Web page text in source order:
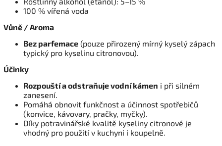
100 % vířená voda
Vůně / Aroma
Bez parfemace (pouze přirozený mírný kyselý zápach
typický pro kyselinu citronovou).
Účinky
Rozpouští a odstraňuje vodní kámen i při silném
zanesení.
Pomáhá obnovit funkčnost a účinnost spotřebičů
(konvice, kávovary, pračky, myčky).
Díky potravinářské kvalitě kyseliny citronové je
vhodný pro použití v kuchyni i koupelně.